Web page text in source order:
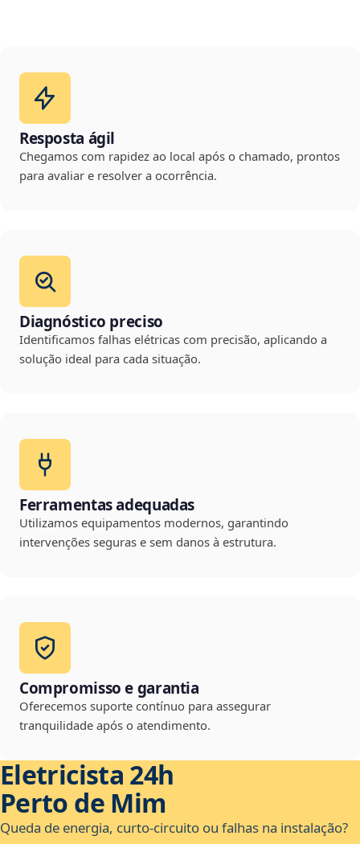
Resposta ágil
Chegamos com rapidez ao local após o chamado, prontos
para avaliar e resolver a ocorrência.
Diagnóstico preciso
Identificamos falhas elétricas com precisão, aplicando a
solução ideal para cada situação.
Ferramentas adequadas
Utilizamos equipamentos modernos, garantindo
intervenções seguras e sem danos à estrutura.
Compromisso e garantia
Oferecemos suporte contínuo para assegurar
tranquilidade após o atendimento.
Eletricista 24h
Perto de Mim
Queda de energia, curto-circuito ou falhas na instalação?